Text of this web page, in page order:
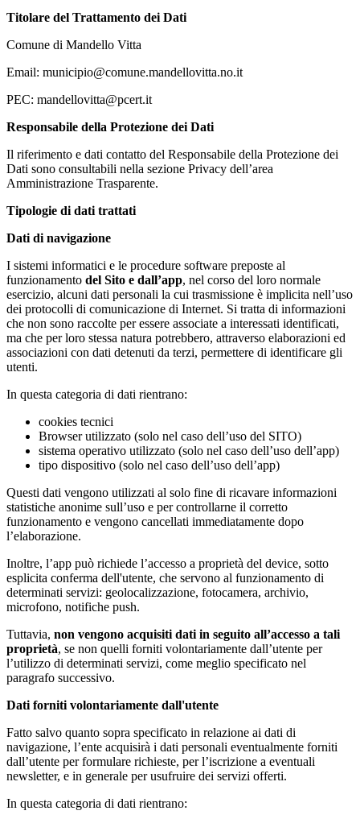
Titolare del Trattamento dei Dati
Comune di Mandello Vitta
Email: municipio@comune.mandellovitta.no.it
PEC: mandellovitta@pcert.it
Responsabile della Protezione dei Dati
Il riferimento e dati contatto del Responsabile della Protezione dei
Dati sono consultabili nella sezione Privacy dell’area
Amministrazione Trasparente.
Tipologie di dati trattati
Dati di navigazione
I sistemi informatici e le procedure software preposte al
funzionamento del Sito e dall’app, nel corso del loro normale
esercizio, alcuni dati personali la cui trasmissione è implicita nell’uso
dei protocolli di comunicazione di Internet. Si tratta di informazioni
che non sono raccolte per essere associate a interessati identificati,
ma che per loro stessa natura potrebbero, attraverso elaborazioni ed
associazioni con dati detenuti da terzi, permettere di identificare gli
utenti.
In questa categoria di dati rientrano:
cookies tecnici
Browser utilizzato (solo nel caso dell’uso del SITO)
sistema operativo utilizzato (solo nel caso dell’uso dell’app)
tipo dispositivo (solo nel caso dell’uso dell’app)
Questi dati vengono utilizzati al solo fine di ricavare informazioni
statistiche anonime sull’uso e per controllarne il corretto
funzionamento e vengono cancellati immediatamente dopo
l’elaborazione.
Inoltre, l’app può richiede l’accesso a proprietà del device, sotto
esplicita conferma dell'utente, che servono al funzionamento di
determinati servizi: geolocalizzazione, fotocamera, archivio,
microfono, notifiche push.
Tuttavia, non vengono acquisiti dati in seguito all’accesso a tali
proprietà, se non quelli forniti volontariamente dall’utente per
l’utilizzo di determinati servizi, come meglio specificato nel
paragrafo successivo.
Dati forniti volontariamente dall'utente
Fatto salvo quanto sopra specificato in relazione ai dati di
navigazione, l’ente acquisirà i dati personali eventualmente forniti
dall’utente per formulare richieste, per l’iscrizione a eventuali
newsletter, e in generale per usufruire dei servizi offerti.
In questa categoria di dati rientrano: